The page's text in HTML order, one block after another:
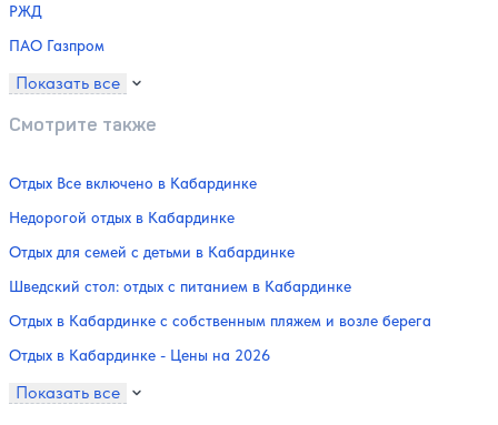
РЖД
ПАО Газпром
Показать все
Смотрите также
Отдых Все включено в Кабардинке
Недорогой отдых в Кабардинке
Отдых для семей с детьми в Кабардинке
Шведский стол: отдых с питанием в Кабардинке
Отдых в Кабардинке с собственным пляжем и возле берега
Отдых в Кабардинке - Цены на 2026
Показать все